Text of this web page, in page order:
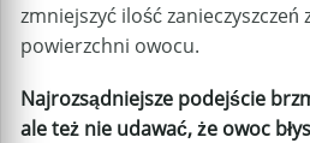
zmniejszyć ilość
powierzchni owocu.
Najrozsądniejsze podejście
ale też nie udawać, że owoc